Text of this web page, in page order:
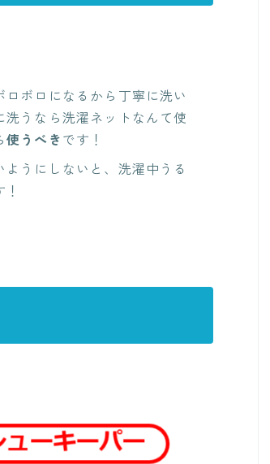
ボロになるから丁寧に洗い
うなら洗濯ネットなんて使
使うべきです！
うにしないと、洗濯中うる